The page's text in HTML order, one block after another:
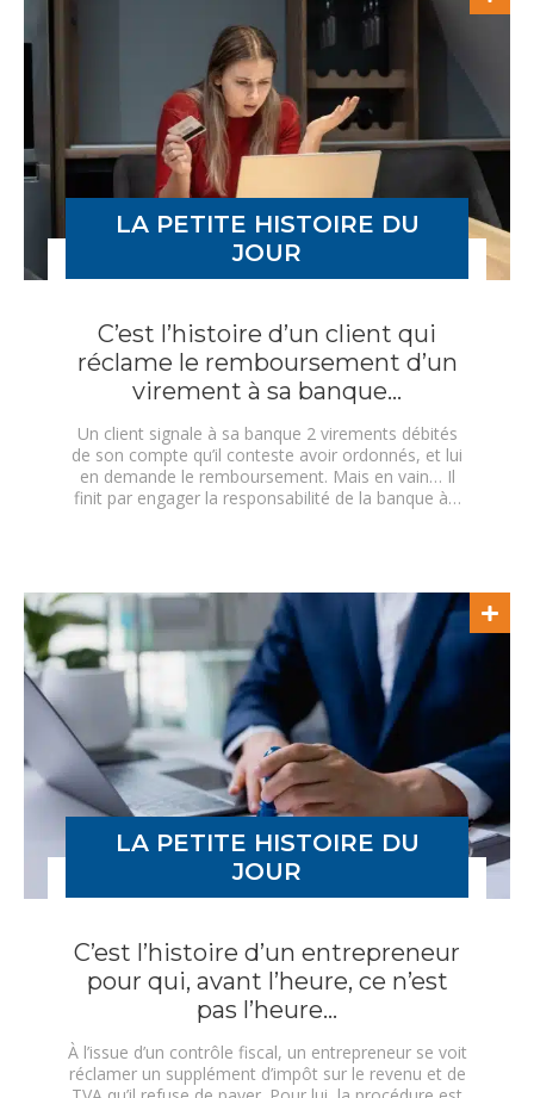
LA PETITE HISTOIRE DU
JOUR
C’est l’histoire d’un client qui
réclame le remboursement d’un
virement à sa banque…
Un client signale à sa banque 2 virements débités
de son compte qu’il conteste avoir ordonnés, et lui
en demande le remboursement. Mais en vain… Il
finit par engager la responsabilité de la banque à…
LA PETITE HISTOIRE DU
JOUR
C’est l’histoire d’un entrepreneur
pour qui, avant l’heure, ce n’est
pas l’heure…
À l’issue d’un contrôle fiscal, un entrepreneur se voit
réclamer un supplément d’impôt sur le revenu et de